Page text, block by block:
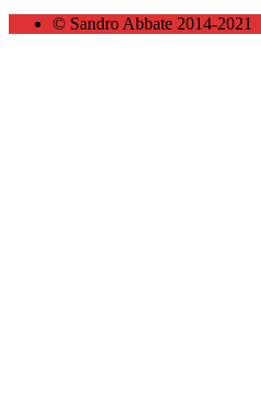
© Sandro Abbate 2014-2021